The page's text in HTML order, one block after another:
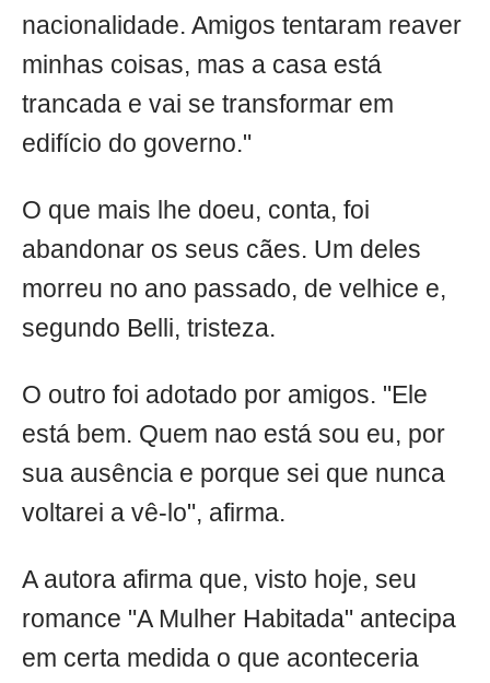
nacionalidade. Amigos tentaram reaver
minhas coisas, mas a casa está
trancada e vai se transformar em
edifício do governo."
O que mais lhe doeu, conta, foi
abandonar os seus cães. Um deles
morreu no ano passado, de velhice e,
segundo Belli, tristeza.
O outro foi adotado por amigos. "Ele
está bem. Quem nao está sou eu, por
sua ausência e porque sei que nunca
voltarei a vê-lo", afirma.
A autora afirma que, visto hoje, seu
romance "A Mulher Habitada" antecipa
em certa medida o que aconteceria